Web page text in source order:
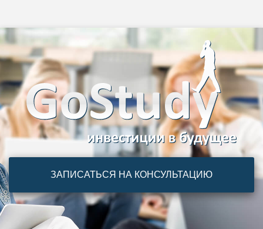
ЗАПИСАТЬСЯ НА КОНСУЛЬТАЦИЮ